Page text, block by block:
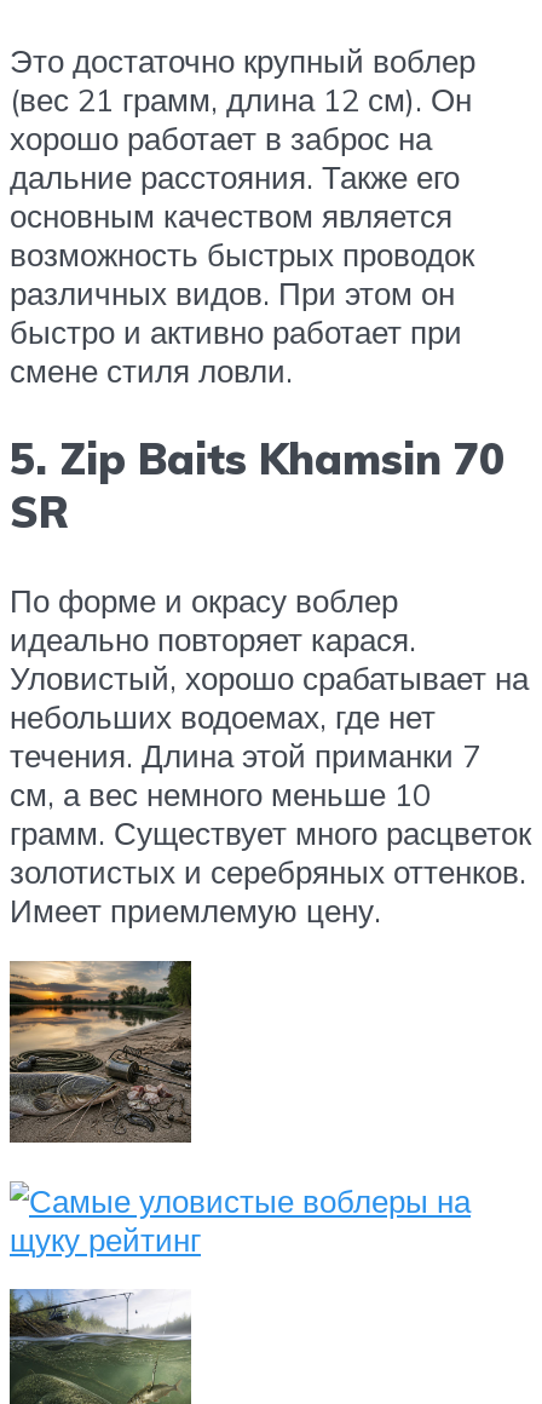
Это достаточно крупный воблер
(вес 21 грамм, длина 12 см). Он
хорошо работает в заброс на
дальние расстояния. Также его
основным качеством является
возможность быстрых проводок
различных видов. При этом он
быстро и активно работает при
смене стиля ловли.
5. Zip Baits Khamsin 70
SR
По форме и окрасу воблер
идеально повторяет карася.
Уловистый, хорошо срабатывает на
небольших водоемах, где нет
течения. Длина этой приманки 7
см, а вес немного меньше 10
грамм. Существует много расцветок
золотистых и серебряных оттенков.
Имеет приемлемую цену.